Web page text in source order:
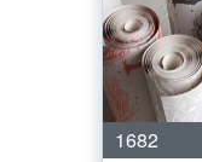
1682